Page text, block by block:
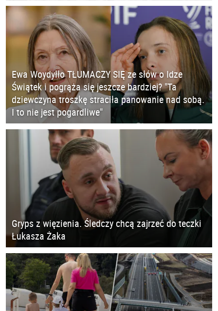
Ewa Woydyłło TŁUMACZY SIĘ ze słów o Idze
Świątek i pogrąża się jeszcze bardziej? "Ta
dziewczyna troszkę straciła panowanie nad sobą.
I to nie jest pogardliwe"
Gryps z więzienia. Śledczy chcą zajrzeć do teczki
Łukasza Żaka